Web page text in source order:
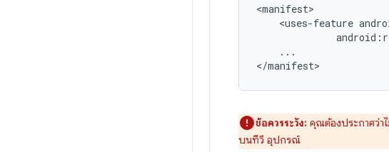
<uses-feature
...
</manifest>
ข้อควรระวัง: คุณต้องประกาศว่า
บนทีวี อุปกรณ์